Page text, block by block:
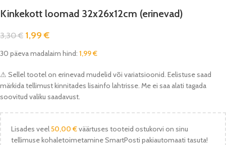
Kinkekott loomad 32x26x12cm (erinevad)
3,30€ 1,99€
30 päeva madalaim hind: 1,99€
⚠ Sellel tootel on erinevad mudelid või variatsioonid. Eelistuse saad
märkida tellimust kinnitades lisainfo lahtrisse. Me ei saa alati tagada
soovitud valiku saadavust.
Lisades veel50,00 €väärtuses tooteid ostukorvi on sinu
tellimuse kohaletoimetamine SmartPosti pakiautomaati tasuta!